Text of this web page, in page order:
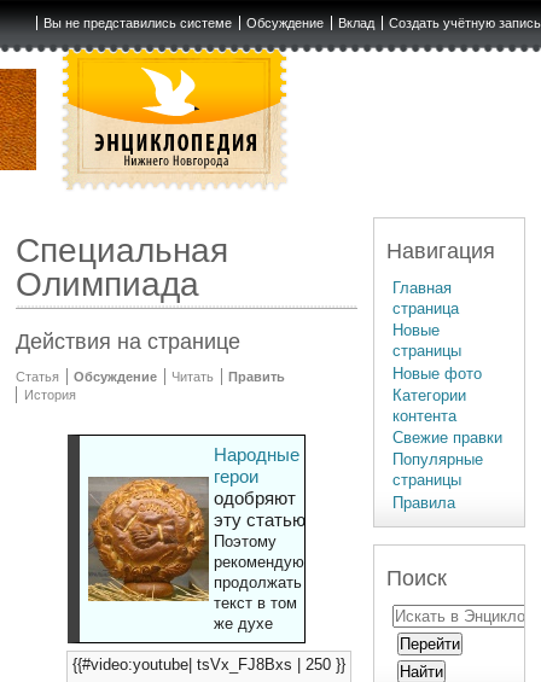
Вы не представились системе Обсуждение Вклад Создать учётную запись
Специальная
Олимпиада
Действия на странице
Статья Обсуждение Читать
Править
История
Народные
герои
одобряют
эту статью
Поэтому
рекомендуют
продолжать
текст в том
же духе
{{#video:youtube| tsVx_FJ8Bxs | 250 }}
Навигация
Главная
страница
Новые
страницы
Новые фото
Категории
контента
Свежие правки
Популярные
страницы
Правила
Поиск